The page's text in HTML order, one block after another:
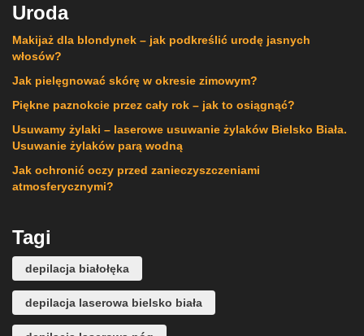
Uroda
Makijaż dla blondynek – jak podkreślić urodę jasnych
włosów?
Jak pielęgnować skórę w okresie zimowym?
Piękne paznokcie przez cały rok – jak to osiągnąć?
Usuwamy żylaki – laserowe usuwanie żylaków Bielsko Biała.
Usuwanie żylaków parą wodną
Jak ochronić oczy przed zanieczyszczeniami
atmosferycznymi?
Tagi
depilacja białołęka
depilacja laserowa bielsko biała